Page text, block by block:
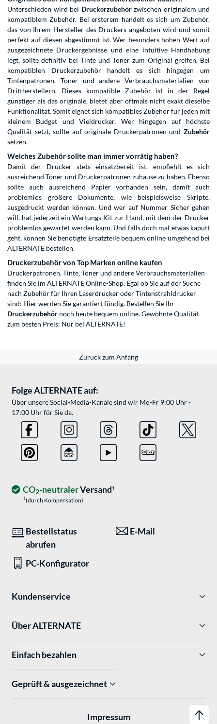
Unterschieden wird bei Druckerzubehörzwischen originalem und
kompatiblem Zubehör. Bei ersterem handelt es sich um Zubehör,
das von Ihrem Hersteller des Druckers angeboten wird und somit
perfekt auf diesen abgestimmt ist. Wer besonders hohen Wert auf
ausgezeichnete Druckergebnisse und eine intuitive Handhabung
legt, sollte definitiv bei Tinte und Toner zum Original greifen. Bei
kompatiblen Druckerzubehör handelt es sich hingegen um
Tintenpatronen, Toner und andere Verbrauchsmaterialien von
Drittherstellern. Dieses kompatible Zubehör ist in der Regel
günstiger als das originale, bietet aber oftmals nicht exakt dieselbe
Funktionalität. Somit eignet sich kompatibles Zubehör für jeden mit
kleinem Budget und Vieldrucker. Wer hingegen auf höchste
Qualität setzt, sollte auf originale Druckerpatronen und Zubehör
setzen.
Welches Zubehör sollte man immer vorrätig haben?
Damit der Drucker stets einsatzbereit ist, empfiehlt es sich
ausreichend Toner und Druckerpatronen zuhause zu haben. Ebenso
sollte auch ausreichend Papier vorhanden sein, damit auch
problemlos größere Dokumente, wie beispielsweise Skripte,
ausgedruckt werden können. Und wer auf Nummer Sicher gehen
will, hat jederzeit ein Wartungs Kit zur Hand, mit dem der Drucker
problemlos gewartet werden kann. Und falls doch mal etwas kaputt
geht, können Sie benötigte Ersatzteile bequem online umgehend bei
ALTERNATE bestellen.
Druckerzubehör von Top Marken online kaufen
Druckerpatronen, Tinte, Toner und andere Verbrauchsmaterialien
finden Sie im ALTERNATE Online-Shop. Egal ob Sie auf der Suche
nach Zubehör für Ihren Laserdrucker oder Tintenstrahldrucker
sind: Hier werden Sie garantiert fündig. Bestellen Sie Ihr
Druckerzubehör noch heute bequem online. Gewohnte Qualität
zum besten Preis: Nur bei ALTERNATE!
Zurück zum Anfang
Folge ALTERNATE auf:
Über unsere Social-Media-Kanäle sind wir Mo-Fr 9:00 Uhr -
17:00 Uhr für Sie da.
CO2-neutralerVersand1
1(durch Kompensation)
Bestellstatus
abrufen
E-Mail
PC-Konfigurator
Kundenservice
Über ALTERNATE
Einfach bezahlen
Geprüft & ausgezeichnet
Impressum